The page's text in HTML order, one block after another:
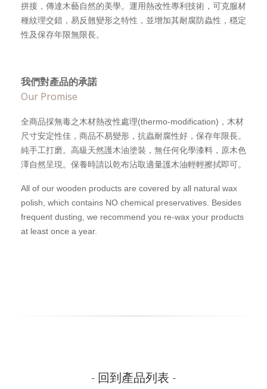
拼接，傳達木藝自然的美學。運用熱改性專利技術，可克服材
種紋理交錯，易反翹變形之特性，並增加其耐腐防蟲性，穩定
性及保存年限無限長。
我們對產品的承諾
Our Promise
全商品採無毒之木材熱改性處理(thermo-modification)，木材
尺寸安定性佳，商品不易變形，抗蟲耐腐性好，保存年限長。
純手工打磨。高級天然護木油塗裝，無任何化學漆料，原木色
澤自然呈現。保養時請以乾布沾取適量護木油輕輕擦拭即可。
All of our wooden products are covered by all natural wax
polish, which contains NO chemical preservatives. Besides
frequent dusting, we recommend you re-wax your products
at least once a year.
- 回到產品列表 -